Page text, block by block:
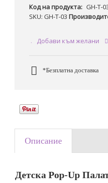
Код на продукта: GH-T-
SKU: GH-T-03
Добави към желани
*Безплатна доставка
Описание
Детска Pop-Up